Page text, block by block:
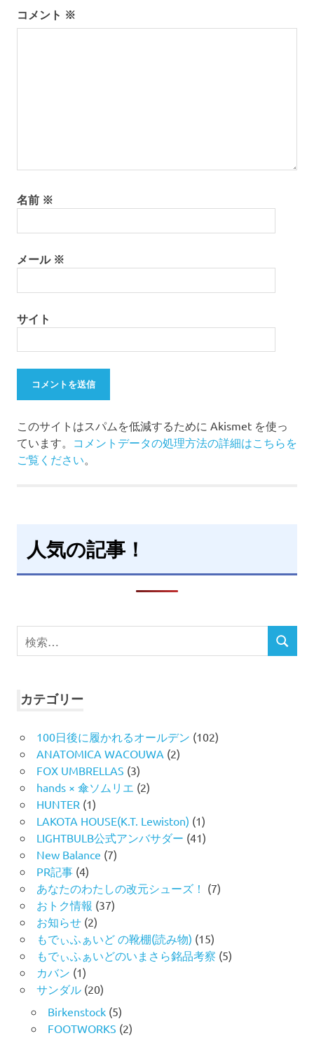
シ
コメント ※
名前 ※
メール ※
サイト
このサイトはスパムを低減するために Akismet を使っ
ています。 コメントデータの処理方法の詳細はこちらを
ご覧ください。
人気の記事！
検
索
検
カテゴリー
100日後に履かれるオールデン (102)
ANATOMICA WACOUWA (2)
FOX UMBRELLAS (3)
hands × 傘ソムリエ (2)
HUNTER (1)
LAKOTA HOUSE(K.T. Lewiston) (1)
LIGHTBULB公式アンバサダー (41)
New Balance (7)
PR記事(4)
あなたのわたしの改元シューズ！ (7)
おトク情報 (37)
お知らせ(2)
もでぃふぁいど の靴棚(読み物) (15)
もでぃふぁいどのいまさら銘品考察 (5)
カバン (1)
サンダル(20)
Birkenstock(5)
FOOTWORKS (2)